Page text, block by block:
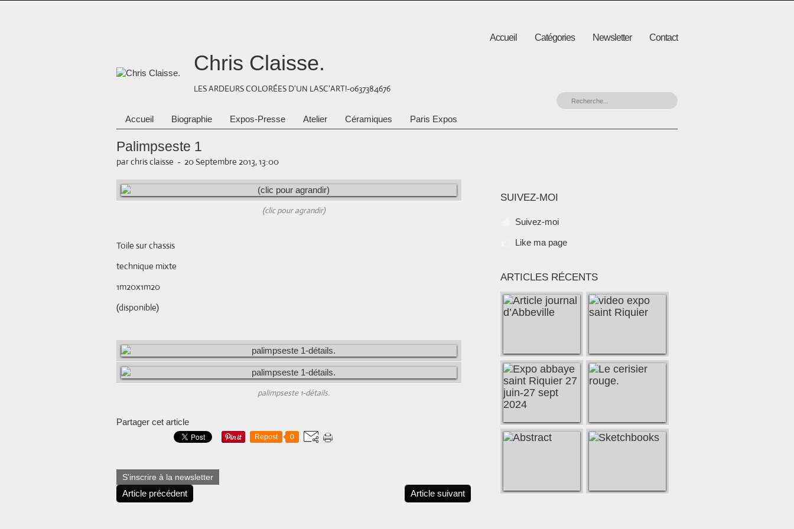
Accueil Catégories Newsletter Contact
Chris Claisse.
LES ARDEURS COLORÉES D'UN LASC'ART!-0637384676
Accueil Biographie Expos-Presse Atelier Céramiques Paris Expos
Palimpseste 1
par chris claisse - 20 Septembre 2013, 13:00
(clic pour agrandir)
Toile sur chassis
technique mixte
1m20x1m20
(disponible)
palimpseste 1-détails.
Partager cet article
Repost 0
S'inscrire à la newsletter
Article précédent Article suivant
SUIVEZ-MOI
Suivez-moi
Like ma page
ARTICLES RÉCENTS